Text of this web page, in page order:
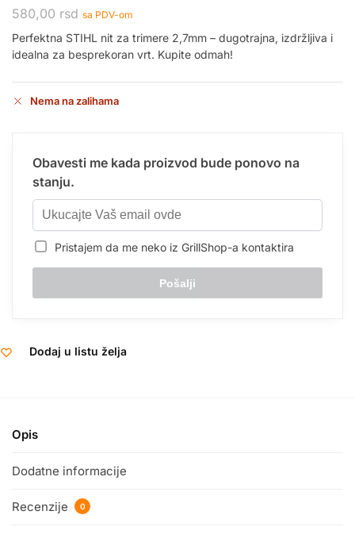
580,00 rsd sa PDV-om
Perfektna STIHL nit za trimere 2,7mm – dugotrajna, izdržljiva i
idealna za besprekoran vrt. Kupite odmah!
Nema na zalihama
Obavesti me kada proizvod bude ponovo na
stanju.
Pristajem da me neko iz GrillShop-a kontaktira
Dodaj u listu želja
Opis
Dodatne informacije
Recenzije 0